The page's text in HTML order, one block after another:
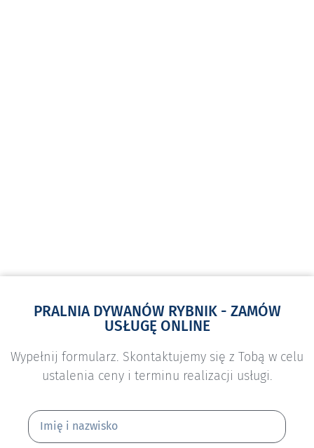
PRALNIA DYWANÓW RYBNIK - ZAMÓW
USŁUGĘ ONLINE
Wypełnij formularz. Skontaktujemy się z Tobą w celu
ustalenia ceny i terminu realizacji usługi.